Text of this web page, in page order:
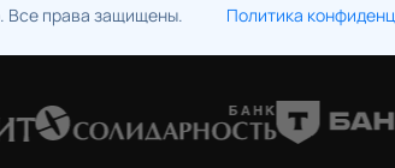
Все права защищены. Политика